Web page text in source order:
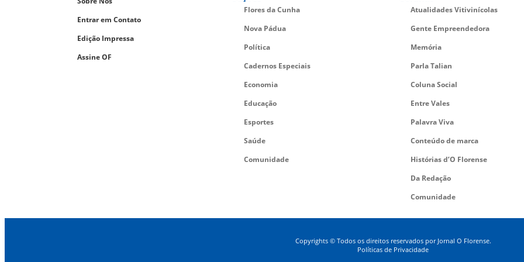
Entrar em Contato
Edição Impressa
Assine OF
Flores da Cunha
Nova Pádua
Política
Cadernos Especiais
Economia
Educação
Esportes
Saúde
Comunidade
Atualidades Vitivinícolas
Gente Empreendedora
Memória
Parla Talian
Coluna Social
Entre Vales
Palavra Viva
Conteúdo de marca
Histórias d’O Florense
Da Redação
Comunidade
Copyrights © Todos os direitos reservados por Jornal O Florense.
Políticas de Privacidade